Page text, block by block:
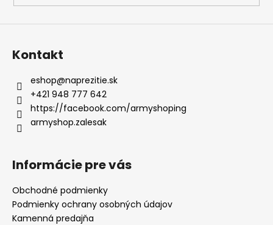
Kontakt
eshop@naprezitie.sk
+421 948 777 642
https://facebook.com/armyshoping
armyshop.zalesak
Informácie pre vás
Obchodné podmienky
Podmienky ochrany osobných údajov
Kamenná predajňa